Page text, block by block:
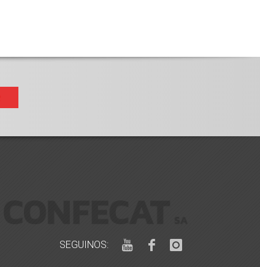
SEGUINOS: